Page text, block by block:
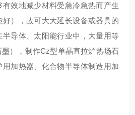
效地减少材料受急冷急热而产生
），故可大大延长设备或器具的
导体、太阳能行业中，大量用等
），制作Cz型单晶直拉炉热场石
加热器、化合物半导体制造用加